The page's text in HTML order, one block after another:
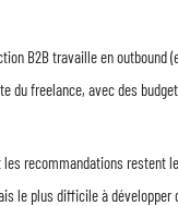
B2B travaille en outbound
du freelance, avec des
les recommandations restent
le plus difficile à développer